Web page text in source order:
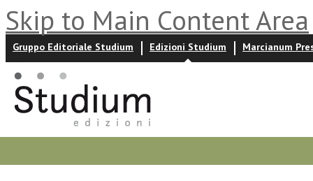
Skip to Main Content Area
Gruppo Editoriale Studium Edizioni Studium Marcianum